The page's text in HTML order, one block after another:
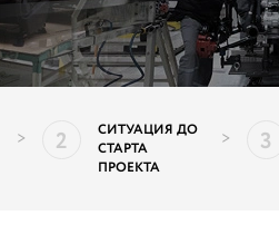
> 2
СИТУАЦИЯ ДО
СТАРТА
ПРОЕКТА
> 3